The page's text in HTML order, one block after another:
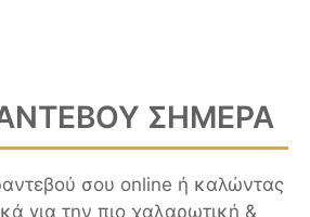
ΣΗΜΕΡΑ
σου online ή καλώντας
για την πιο χαλαρωτική &